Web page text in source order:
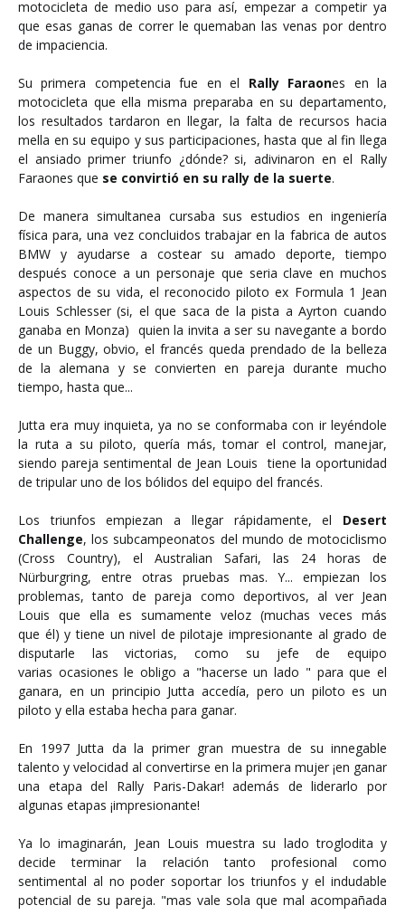
motocicleta de medio uso para así, empezar a competir ya
que esas ganas de correr le quemaban las venas por dentro
de impaciencia.
Su primera competencia fue en el Rally Faraones en la
motocicleta que ella misma preparaba en su departamento,
los resultados tardaron en llegar, la falta de recursos hacia
mella en su equipo y sus participaciones, hasta que al fin llega
el ansiado primer triunfo ¿dónde? si, adivinaron en el Rally
Faraones que se convirtió en su rally de la suerte.
De manera simultanea cursaba sus estudios en ingeniería
física para, una vez concluidos trabajar en la fabrica de autos
BMW y ayudarse a costear su amado deporte, tiempo
después conoce a un personaje que seria clave en muchos
aspectos de su vida, el reconocido piloto ex Formula 1 Jean
Louis Schlesser (si, el que saca de la pista a Ayrton cuando
ganaba en Monza) quien la invita a ser su navegante a bordo
de un Buggy, obvio, el francés queda prendado de la belleza
de la alemana y se convierten en pareja durante mucho
tiempo, hasta que...
Jutta era muy inquieta, ya no se conformaba con ir leyéndole
la ruta a su piloto, quería más, tomar el control, manejar,
siendo pareja sentimental de Jean Louis tiene la oportunidad
de tripular uno de los bólidos del equipo del francés.
Los triunfos empiezan a llegar rápidamente, el Desert
Challenge, los subcampeonatos del mundo de motociclismo
(Cross Country), el Australian Safari, las 24 horas de
Nürburgring, entre otras pruebas mas. Y... empiezan los
problemas, tanto de pareja como deportivos, al ver Jean
Louis que ella es sumamente veloz (muchas veces más
que él) y tiene un nivel de pilotaje impresionante al grado de
disputarle las victorias, como su jefe de equipo
varias ocasiones le obligo a "hacerse un lado " para que el
ganara, en un principio Jutta accedía, pero un piloto es un
piloto y ella estaba hecha para ganar.
En 1997 Jutta da la primer gran muestra de su innegable
talento y velocidad al convertirse en la primera mujer ¡en ganar
una etapa del Rally Paris-Dakar! además de liderarlo por
algunas etapas ¡impresionante!
Ya lo imaginarán, Jean Louis muestra su lado troglodita y
decide terminar la relación tanto profesional como
sentimental al no poder soportar los triunfos y el indudable
potencial de su pareja. "mas vale sola que mal acompañada